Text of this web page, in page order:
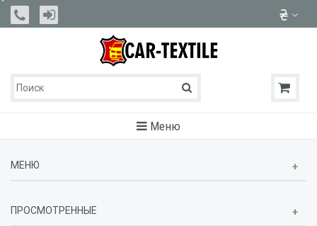
Меню
МЕНЮ
ПРОСМОТРЕННЫЕ